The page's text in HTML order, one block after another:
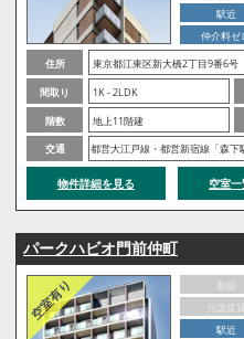
駅近
仲介料ゼ
住所
東京都江東区新大橋2丁目9番6号
間取り
1K - 2LDK
階数
地上11階建
交通
都営大江戸線・都営新宿線「森下
物件詳細を見る 空室
パークハビオ門前仲町
新築
分譲賃貸
駅近